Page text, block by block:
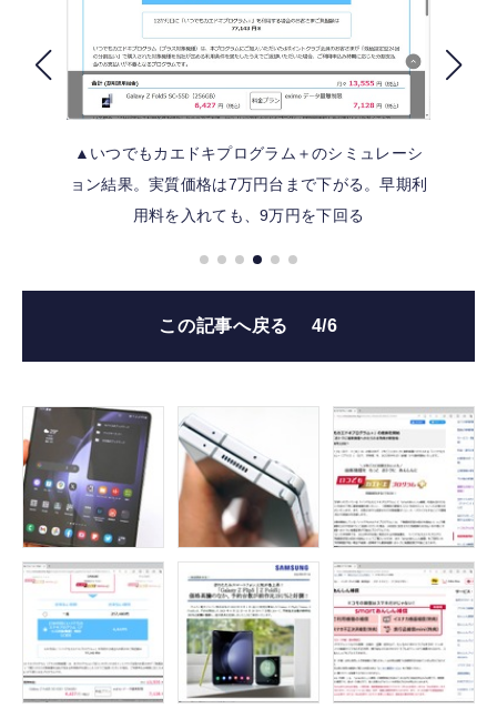
▲いつでもカエドキプログラム＋のシミュレーシ
ョン結果。実質価格は7万円台まで下がる。早期利
用料を入れても、9万円を下回る
この記事へ戻る 4/6